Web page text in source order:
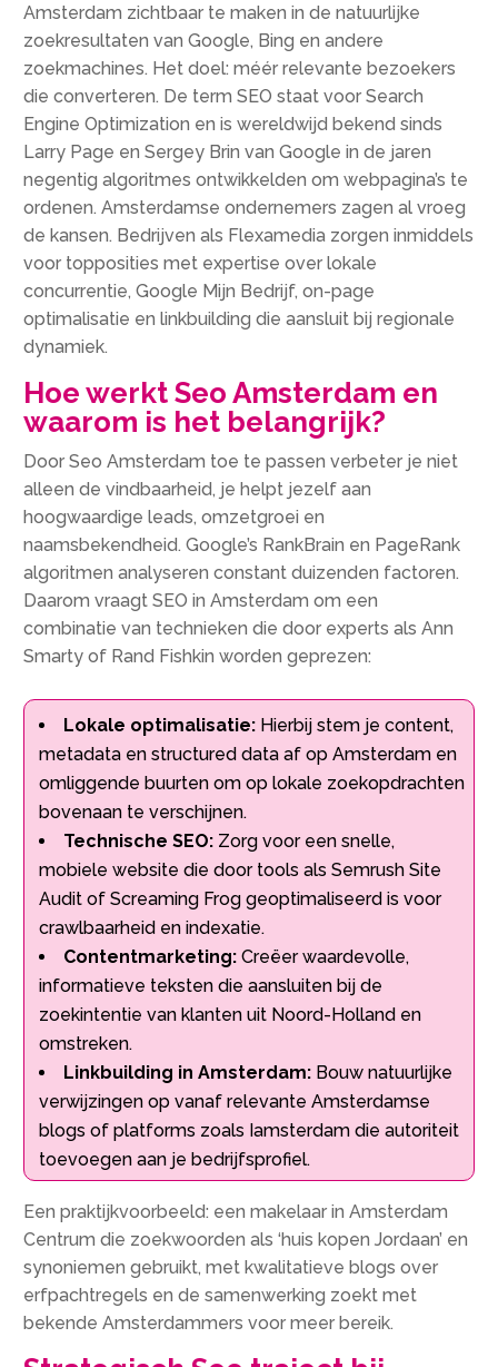
Amsterdam zichtbaar te maken in de natuurlijke
zoekresultaten van Google, Bing en andere
zoekmachines. Het doel: méér relevante bezoekers
die converteren. De term SEO staat voor Search
Engine Optimization en is wereldwijd bekend sinds
Larry Page en Sergey Brin van Google in de jaren
negentig algoritmes ontwikkelden om webpagina’s te
ordenen. Amsterdamse ondernemers zagen al vroeg
de kansen. Bedrijven als Flexamedia zorgen inmiddels
voor topposities met expertise over lokale
concurrentie, Google Mijn Bedrijf, on-page
optimalisatie en linkbuilding die aansluit bij regionale
dynamiek.
Hoe werkt Seo Amsterdam en
waarom is het belangrijk?
Door Seo Amsterdam toe te passen verbeter je niet
alleen de vindbaarheid, je helpt jezelf aan
hoogwaardige leads, omzetgroei en
naamsbekendheid. Google’s RankBrain en PageRank
algoritmen analyseren constant duizenden factoren.
Daarom vraagt SEO in Amsterdam om een
combinatie van technieken die door experts als Ann
Smarty of Rand Fishkin worden geprezen:
Lokale optimalisatie: Hierbij stem je content,
metadata en structured data af op Amsterdam en
omliggende buurten om op lokale zoekopdrachten
bovenaan te verschijnen.
Technische SEO: Zorg voor een snelle,
mobiele website die door tools als Semrush Site
Audit of Screaming Frog geoptimaliseerd is voor
crawlbaarheid en indexatie.
Contentmarketing: Creëer waardevolle,
informatieve teksten die aansluiten bij de
zoekintentie van klanten uit Noord-Holland en
omstreken.
Linkbuilding in Amsterdam: Bouw natuurlijke
verwijzingen op vanaf relevante Amsterdamse
blogs of platforms zoals Iamsterdam die autoriteit
toevoegen aan je bedrijfsprofiel.
Een praktijkvoorbeeld: een makelaar in Amsterdam
Centrum die zoekwoorden als ‘huis kopen Jordaan’ en
synoniemen gebruikt, met kwalitatieve blogs over
erfpachtregels en de samenwerking zoekt met
bekende Amsterdammers voor meer bereik.